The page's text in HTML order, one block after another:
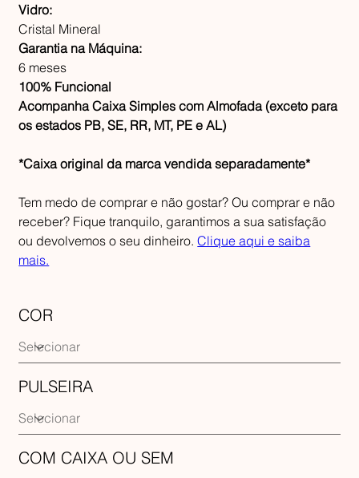
Vidro:
Cristal Mineral
Garantia na Máquina:
6 meses
100% Funcional
Acompanha Caixa Simples com Almofada (exceto para
os estados PB, SE, RR, MT, PE e AL)
*Caixa original da marca vendida separadamente*
Tem medo de comprar e não gostar? Ou comprar e não
receber? Fique tranquilo, garantimos a sua satisfação
ou devolvemos o seu dinheiro.Clique aqui e saiba
mais.
COR
PULSEIRA
COM CAIXA OU SEM